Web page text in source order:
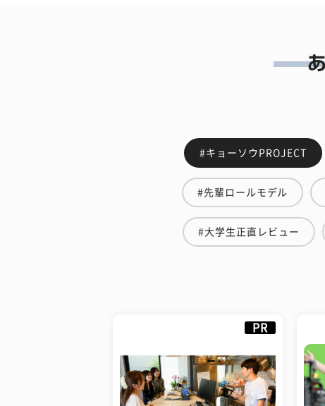
#キョーソウPROJECT
#先輩ロールモデル
#大学生正直レビュー
PR